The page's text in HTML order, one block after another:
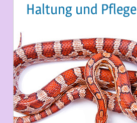
Haltung und Pflege